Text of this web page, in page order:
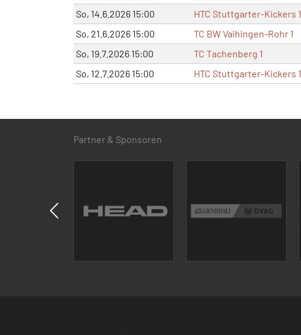
So, 14.6.2026 15:00
HTC Stuttgarter-Kickers 1
So, 21.6.2026 15:00
TC BW Vaihingen-Rohr 1
So, 19.7.2026 15:00
TC Tachenberg 1
So, 12.7.2026 15:00
HTC Stuttgarter-Kickers 1
Partner & Sponsoren